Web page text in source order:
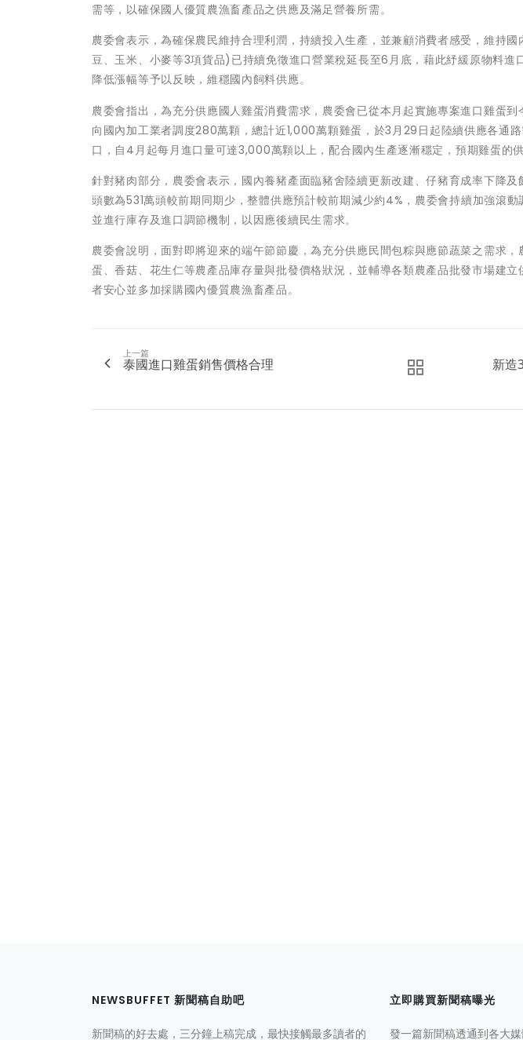
需等，以確保國人優質農漁畜產品之供應及滿足營養所需。
農委會表示，為確保農民維持合理利潤，持續投入生產，並兼顧消費者感受，維持
豆、玉米、小麥等3項貨品)已持續免徵進口營業稅延長至6月底，藉此紓緩原物料進
降低漲幅等予以反映，維穩國內飼料供應。
農委會指出，為充分供應國人雞蛋消費需求，農委會已從本月起實施專案進口雞蛋
向國內加工業者調度280萬顆，總計近1,000萬顆雞蛋，於3月29日起陸續供應各通
口，自4月起每月進口量可達3,000萬顆以上，配合國內生產逐漸穩定，預期雞蛋的供
針對豬肉部分，農委會表示，國內養豬產面臨豬舍陸續更新改建、仔豬育成率下降及
頭數為531萬頭較前期同期少，整體供應預計較前期減少約4%，農委會持續加強滾
並進行庫存及進口調節機制，以因應後續民生需求。
農委會說明，面對即將迎來的端午節節慶，為充分供應民間包粽與應節蔬菜之需求
蛋、香菇、花生仁等農產品庫存量與批發價格狀況，並輔導各類農產品批發市場建
者安心並多加採購國內優質農漁畜產品。
上一篇
泰國進口雞蛋銷售價格合理
新造
NEWSBUFFET 新聞稿自助吧
新聞稿的好去處，三分鐘上稿完成，最快接觸最多讀者的
立即購買新聞稿曝光
發一篇新聞稿透通到各大